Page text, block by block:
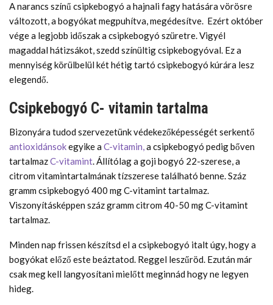
A narancs színű csipkebogyó a hajnali fagy hatására vörösre
változott, a bogyókat megpuhítva, megédesítve. Ezért október
vége a legjobb időszak a csipkebogyó szüretre. Vigyél
magaddal hátizsákot, szedd színültig csipkebogyóval. Ez a
mennyiség körülbelül két hétig tartó csipkebogyó kúrára lesz
elegendő.
Csipkebogyó C- vitamin tartalma
Bizonyára tudod szervezetünk védekezőképességét serkentő
antioxidánsokegyike a C-vitamin,a csipkebogyó pedig bőven
tartalmazC-vitamint. Állítólag a goji bogyó 22-szerese, a
citrom vitamintartalmának tízszerese található benne. Száz
gramm csipkebogyó 400 mg C-vitamint tartalmaz.
Viszonyításképpen száz gramm citrom 40-50 mg C-vitamint
tartalmaz.
Minden nap frissen készítsd el a csipkebogyó italt úgy, hogy a
bogyókat előző este beáztatod. Reggel leszűröd. Ezután már
csak meg kell langyosítani mielőtt meginnád hogy ne legyen
hideg.